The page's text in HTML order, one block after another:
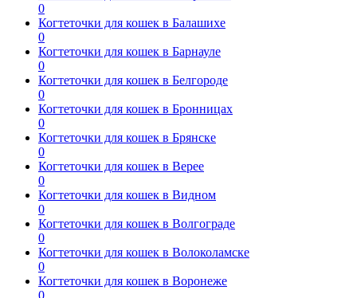
0
Когтеточки для кошек в Балашихе
0
Когтеточки для кошек в Барнауле
0
Когтеточки для кошек в Белгороде
0
Когтеточки для кошек в Бронницах
0
Когтеточки для кошек в Брянске
0
Когтеточки для кошек в Верее
0
Когтеточки для кошек в Видном
0
Когтеточки для кошек в Волгограде
0
Когтеточки для кошек в Волоколамске
0
Когтеточки для кошек в Воронеже
0